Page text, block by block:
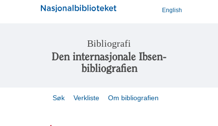
English
Bibliografi
Den internasjonale Ibsen-
bibliografien
Søk Verkliste Om bibliografien